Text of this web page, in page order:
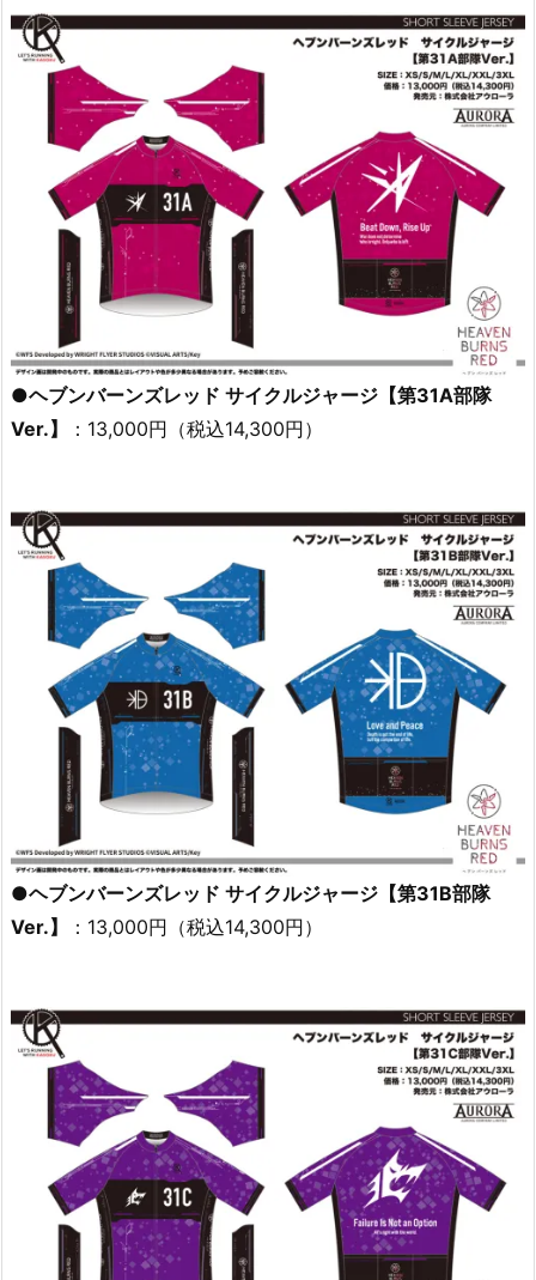
●ヘブンバーンズレッド サイクルジャージ【第31A部隊
Ver.】
：13,000円（税込14,300円）
●ヘブンバーンズレッド サイクルジャージ【第31B部隊
Ver.】
：13,000円（税込14,300円）